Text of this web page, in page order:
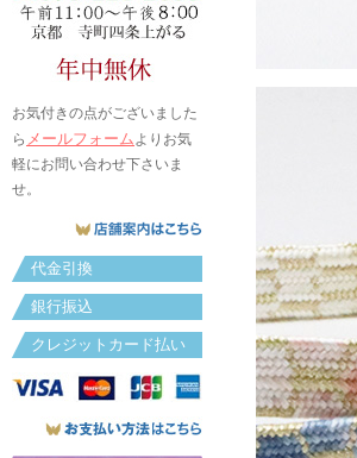
お気付きの点がございました
ら メールフォームよりお気
軽にお問い合わせ下さいま
せ。
代金引換
銀行振込
クレジットカード払い